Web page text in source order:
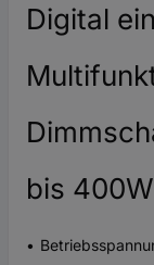
Digital
bis 400W